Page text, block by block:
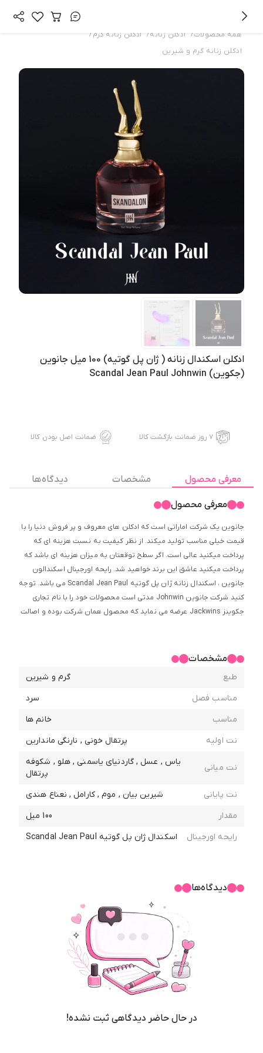
همه محصولات/ ادکلن زنانه/ ادکلن زنانه گرم /
ادکلن زنانه گرم و شیرین
ادکلن اسکندال زنانه ( ژان پل گوتیه) 100 میل جانوین
(جکوین) Scandal Jean Paul Johnwin
۷ روز ضمانت بازگشت کالا ضمانت اصل بودن کالا
معرفی محصول مشخصات دیدگاه ها
معرفی محصول
جانوین یک شرکت اماراتی است که ادکلن های معروف و پر فروش دنیا را با
قیمت خیلی مناسب تولید میکند. از نظر کیفیت به نسبت هزینه ای که
پرداخت میکنید عالی است. اگر سطح توقعتان به میزان هزینه ای باشد که
پرداخت میکنید عاشق این برند خواهید شد. رایحه اورجینال اسکندالون
جانوین ، اسکندال زنانه ژان پل گوتیه Scandal Jean Paul می باشد. توجه
کنید شرکت جانوین Johnwin مدتی است محصولات خود را با نام تجاری
جکوینز Jackwins عرضه می نماید که محصول همان شرکت بوده و اصالت
معنای مغایرت محصول ارسالی با تصویر در سایت نمی باشد و شامل شرایط
مشخصات
طبع
گرم و شیرین
مناسب فصل
سرد
مناسب
خانم ها
نت اولیه
پرتقال خونی , نارنگی ماندارین
نت میانی
یاس , عسل , گاردنیای یاسمنی , هلو , شکوفه
پرتقال
نت پایانی
شیرین بیان , موم , کارامل , نعناع هندی
مقدار
100 میل
رایحه اورجینال
اسکندال ژان پل گوتیه Scandal Jean Paul
دیدگاه‌ها
در حال حاضر دیدگاهی ثبت نشده!